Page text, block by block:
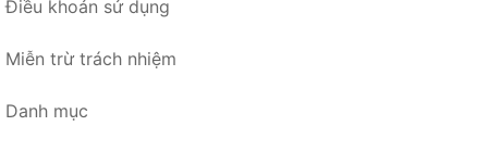
Điều khoản sử dụng
Miễn trừ trách nhiệm
Danh mục